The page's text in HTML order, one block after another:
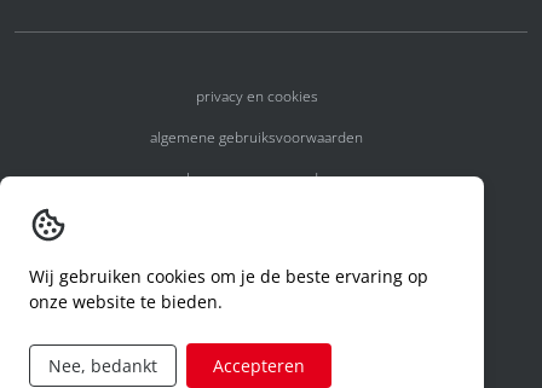
privacy en cookies
algemene gebruiksvoorwaarden
algemene voorwaarden
code of conduct
aanvraag rechten ivm privacy
Wij gebruiken cookies om je de beste ervaring op
onze website te bieden.
Nee, bedankt Accepteren